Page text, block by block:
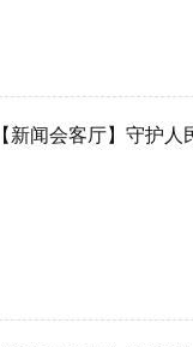
【新闻会客厅】守护